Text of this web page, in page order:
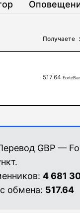
Получаете
517.64
GBP —
4 681
обмена: 517.64